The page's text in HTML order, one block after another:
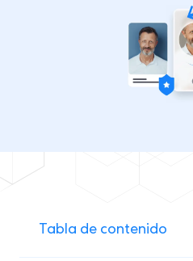
Tabla de contenido